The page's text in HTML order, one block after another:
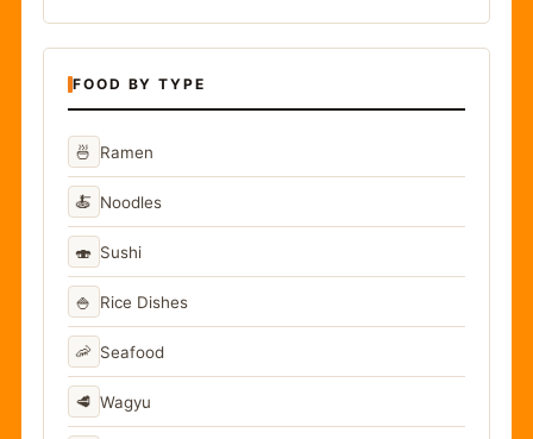
FOOD BY TYPE
🍜 Ramen
🍝 Noodles
🍣 Sushi
🍚 Rice Dishes
🦐 Seafood
🥩 Wagyu